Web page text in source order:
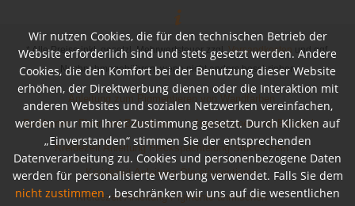
* Alle Preise inkl. gesetzl. Mehrwertsteuer zzgl.Versandkosten
und ggf.
Nachnahmegebühren, wenn nicht anders beschrieben
Anleitung zum Pigmentieren von Wandfarben
Farbkarten, Flyer und Broschüren Inspirationen und Beispiele
Kreidezeit Anleitung Fleckspachtelung Stucco Fein
Kreidezeit Anleitung Öle pigmentieren
Kreidezeit Anleitung Pigmente anmischen
Wir nutzen Cookies, die für den technischen Betrieb der
Website erforderlich sind und stets gesetzt werden. Andere
Cookies, die den Komfort bei der Benutzung dieser Website
erhöhen, der Direktwerbung dienen oder die Interaktion mit
anderen Websites und sozialen Netzwerken vereinfachen,
werden nur mit Ihrer Zustimmung gesetzt. Durch Klicken auf
„Einverstanden“ stimmen Sie der entsprechenden
Datenverarbeitung zu. Cookies und personenbezogene Daten
werden für personalisierte Werbung verwendet. Falls Sie dem
nicht zustimmen , beschränken wir uns auf die wesentlichen